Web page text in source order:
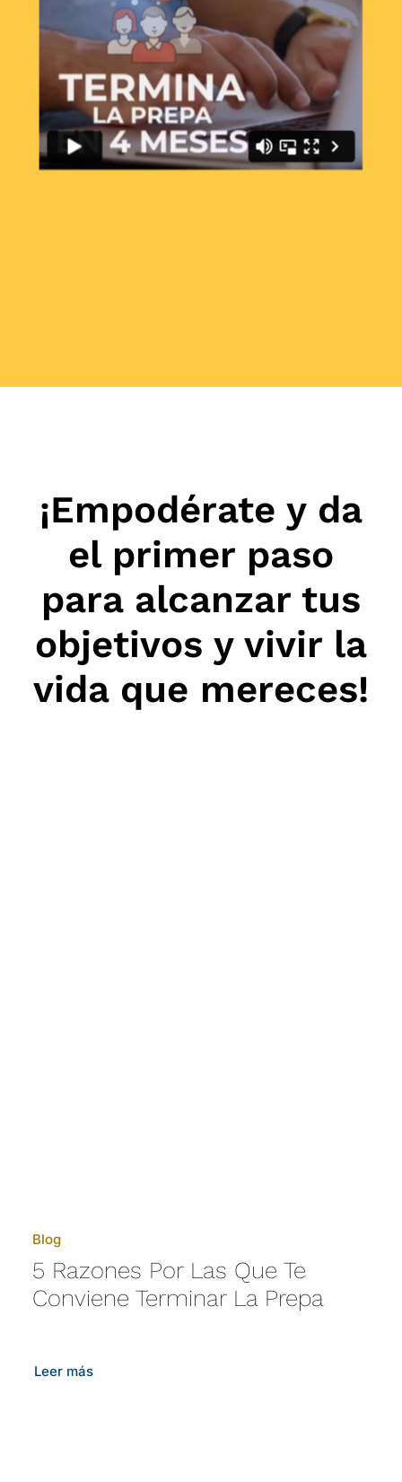
¡Empodérate y da
el primer paso
para alcanzar tus
objetivos y vivir la
vida que mereces!
Blog
5 Razones Por Las Que Te
Conviene Terminar La Prepa
Leer más